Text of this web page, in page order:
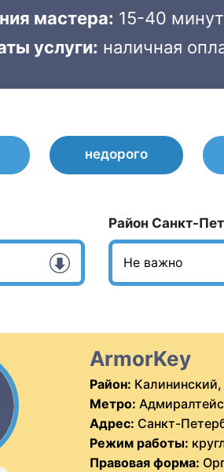
мастера: 15-40
услуги: наличная
недорого
Район Санкт-
ArmorKey
Район:
Метро:
Адрес: Санкт-
Режим работы:
Правовая форма: